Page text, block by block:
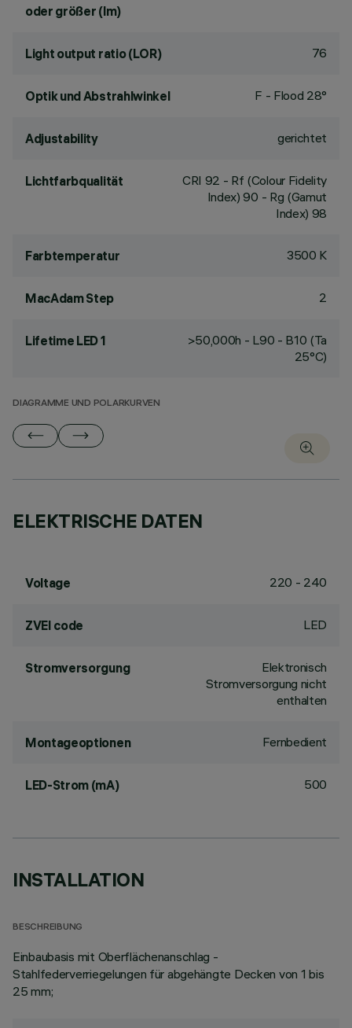
oder größer (lm)
Light output ratio (LOR) 76
Optik und Abstrahlwinkel F - Flood 28°
Adjustability gerichtet
Lichtfarbqualität CRI 92 - Rf (Colour Fidelity
Index) 90 - Rg (Gamut
Index) 98
Farbtemperatur 3500 K
MacAdam Step 2
Lifetime LED 1
>50,000h - L90 - B10 (Ta
25°C)
DIAGRAMME UND POLARKURVEN
ELEKTRISCHE DATEN
Voltage 220 - 240
ZVEI code LED
Stromversorgung
Elektronisch
Stromversorgung nicht
enthalten
Montageoptionen Fernbedient
LED-Strom (mA) 500
INSTALLATION
BESCHREIBUNG
Einbaubasis mit Oberflächenanschlag -
Stahlfederverriegelungen für abgehängte Decken von 1 bis
25 mm;